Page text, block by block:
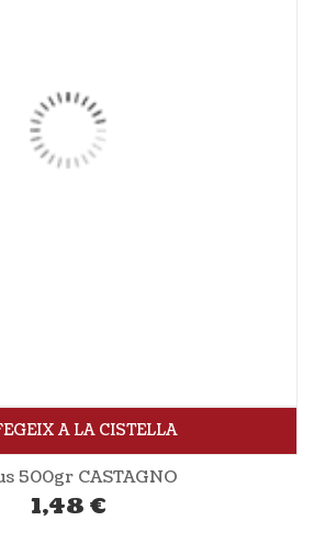
A LA CISTELLA
500gr CASTAGNO
1,48 €